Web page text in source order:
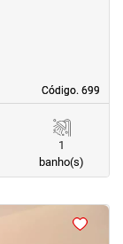
Código. 699
Código. 699
1
banho(s)